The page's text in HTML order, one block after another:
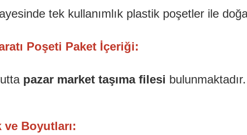
tek kullanımlık plastik poşetler ile
Poşeti Paket İçeriği:
pazar market taşıma filesi bulunmaktadır.
ve Boyutları: